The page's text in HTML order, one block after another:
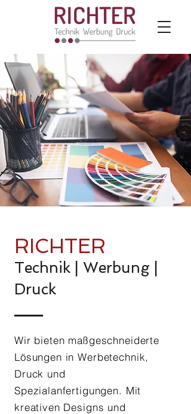
RICHTER
Technik | Werbung |
Druck
Wir bieten maßgeschneiderte
Lösungen in Werbetechnik,
Druck und
Spezialanfertigungen. Mit
kreativen Designs und